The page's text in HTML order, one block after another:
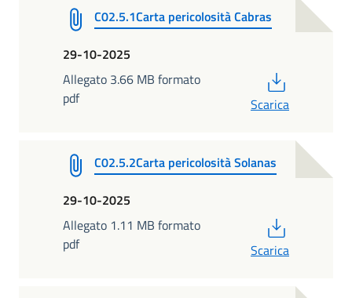
C02.5.1Carta pericolosità Cabras
29-10-2025
Allegato 3.66 MB formato
pdf
Scarica
C02.5.2Carta pericolosità Solanas
29-10-2025
Allegato 1.11 MB formato
pdf
Scarica